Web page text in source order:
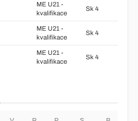
ME U21 -
kvalifikace
Sk 4
ME U21 -
kvalifikace
Sk 4
ME U21 -
kvalifikace
Sk 4